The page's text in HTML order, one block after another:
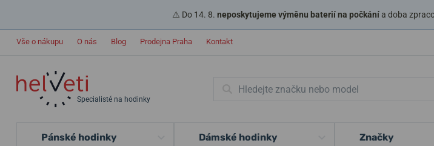
⚠️ Do 14. 8. neposkytujeme výměnu baterií na počkánía doba
Vše o nákupu O nás Blog Prodejna Praha Kontakt
Specialisté na hodinky
Pánské hodinky Dámské hodinky Značky